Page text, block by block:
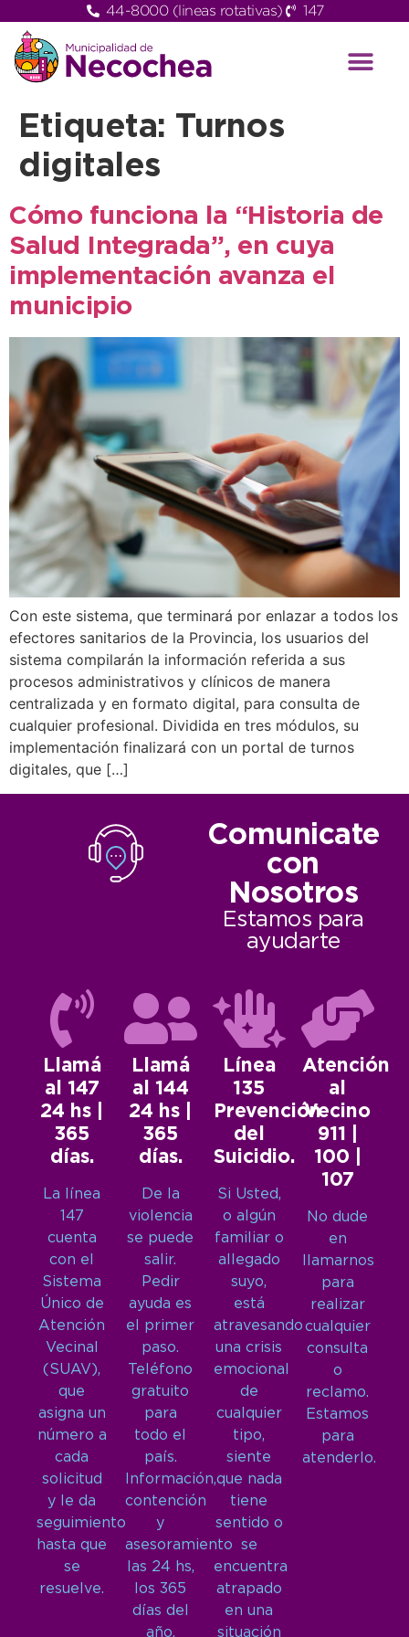
44-8000 (lineas rotativas) 147
Etiqueta: Turnos
digitales
Cómo funciona la “Historia de
Salud Integrada”, en cuya
implementación avanza el
municipio
Con este sistema, que terminará por enlazar a todos los
efectores sanitarios de la Provincia, los usuarios del
sistema compilarán la información referida a sus
procesos administrativos y clínicos de manera
centralizada y en formato digital, para consulta de
cualquier profesional. Dividida en tres módulos, su
implementación finalizará con un portal de turnos
digitales, que […]
Comunicate
con
Nosotros
Estamos para
ayudarte
Llamá
al 147
24 hs |
365
días.
La línea
147
cuenta
con el
Sistema
Único de
Atención
Vecinal
(SUAV),
que
asigna un
número a
cada
solicitud
y le da
seguimiento
hasta que
se
resuelve.
Llamá
al 144
24 hs |
365
días.
De la
violencia
se puede
salir.
Pedir
ayuda es
el primer
paso.
Teléfono
gratuito
para
todo el
país.
Información,
contención
y
asesoramiento
las 24 hs,
los 365
días del
año.
Línea
135
Prevención
del
Suicidio.
Si Usted,
o algún
familiar o
allegado
suyo,
está
atravesando
una crisis
emocional
de
cualquier
tipo,
siente
que nada
tiene
sentido o
se
encuentra
atrapado
en una
situación
Atención
al
Vecino
911 |
100 |
107
No dude
en
llamarnos
para
realizar
cualquier
consulta
o
reclamo.
Estamos
para
atenderlo.